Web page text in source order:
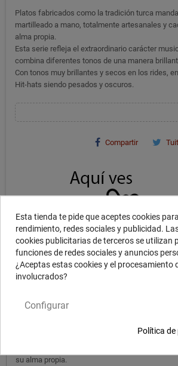
Platos fabricados como la tradición turca
martilleado a mano, totalmente artesanales y
alma propia.
Esta serie refleja el extraordinario carácter
combina diferentes tonos de una manera
Con tonos muy brillantes y secos en los rides,
Hit-hats siendo pesados y oscuros.
Compartir
DESCRIPCIÓN
Platos fabricados como la tradición turca
su alma propia.
Esta tienda te pide que aceptes cookies
rendimiento, redes sociales y publicidad.
cookies publicitarias de terceros se utilizan
funciones de redes sociales y anuncios
¿Aceptas estas cookies y el procesamiento
involucrados?
Configurar
Política